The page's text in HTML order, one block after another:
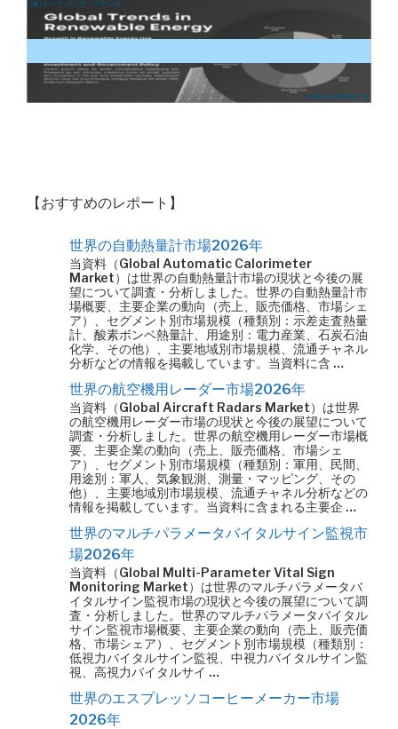
【おすすめのレポート】
世界の自動熱量計市場2026年
当資料（Global Automatic Calorimeter
Market）は世界の自動熱量計市場の現状と今後の展
望について調査・分析しました。世界の自動熱量計市
場概要、主要企業の動向（売上、販売価格、市場シェ
ア）、セグメント別市場規模（種類別：示差走査熱量
計、酸素ボンベ熱量計、用途別：電力産業、石炭石油
化学、その他）、主要地域別市場規模、流通チャネル
分析などの情報を掲載しています。当資料に含 …
世界の航空機用レーダー市場2026年
当資料（Global Aircraft Radars Market）は世界
の航空機用レーダー市場の現状と今後の展望について
調査・分析しました。世界の航空機用レーダー市場概
要、主要企業の動向（売上、販売価格、市場シェ
ア）、セグメント別市場規模（種類別：軍用、民間、
用途別：軍人、気象観測、測量・マッピング、その
他）、主要地域別市場規模、流通チャネル分析などの
情報を掲載しています。当資料に含まれる主要企 …
世界のマルチパラメータバイタルサイン監視市
場2026年
当資料（Global Multi-Parameter Vital Sign
Monitoring Market）は世界のマルチパラメータバ
イタルサイン監視市場の現状と今後の展望について調
査・分析しました。世界のマルチパラメータバイタル
サイン監視市場概要、主要企業の動向（売上、販売価
格、市場シェア）、セグメント別市場規模（種類別：
低視力バイタルサイン監視、中視力バイタルサイン監
視、高視力バイタルサイ …
世界のエスプレッソコーヒーメーカー市場
2026年